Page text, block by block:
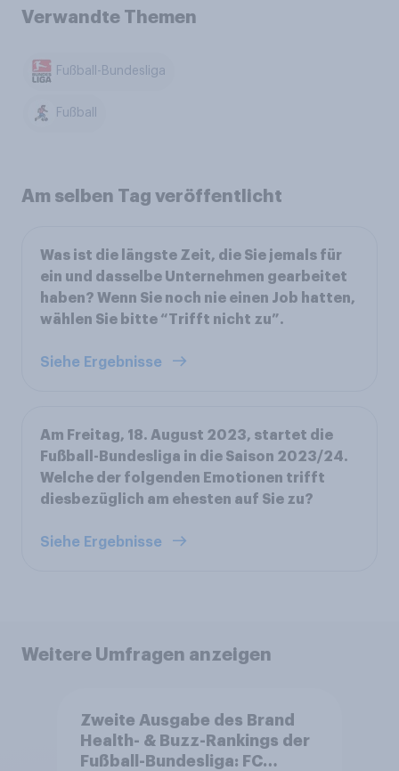
Verwandte Themen
Fußball-Bundesliga
Fußball
Am selben Tag veröffentlicht
Was ist die längste Zeit, die Sie jemals für
ein und dasselbe Unternehmen gearbeitet
haben? Wenn Sie noch nie einen Job hatten,
wählen Sie bitte “Trifft nicht zu”.
Siehe Ergebnisse
Am Freitag, 18. August 2023, startet die
Fußball-Bundesliga in die Saison 2023/24.
Welche der folgenden Emotionen trifft
diesbezüglich am ehesten auf Sie zu?
Siehe Ergebnisse
Weitere Umfragen anzeigen
Zweite Ausgabe des Brand
Health- & Buzz-Rankings der
Fußball-Bundesliga: FC